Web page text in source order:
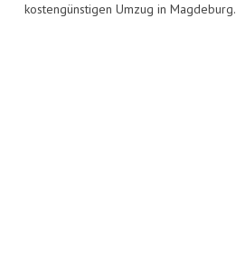
kostengünstigen Umzug in Magdeburg.